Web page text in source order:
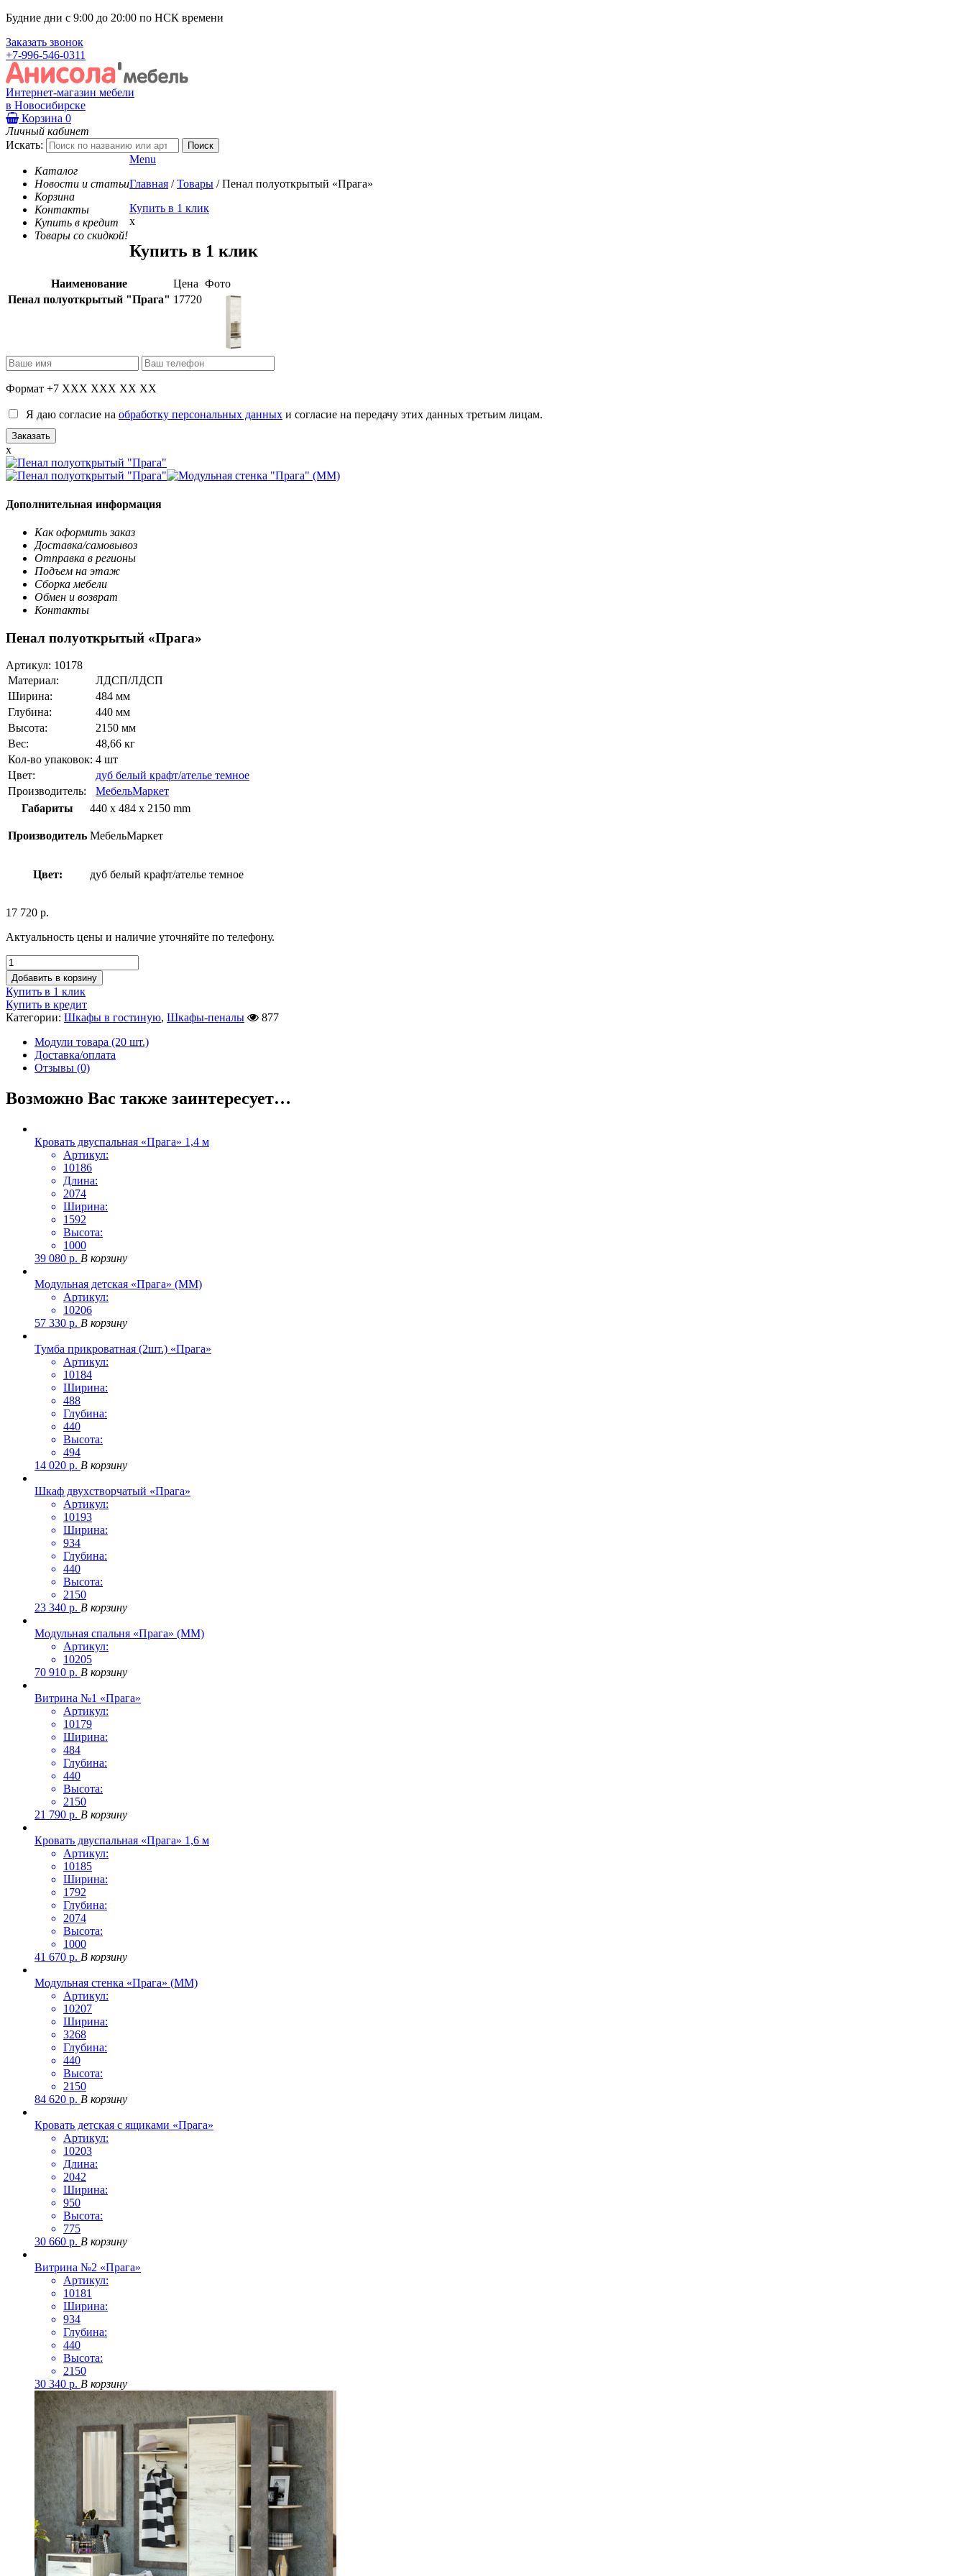
Будние дни с 9:00 до 20:00 по НСК времени
Заказать звонок
+7-996-546-0311
Интернет-магазин мебели
в Новосибирске
Корзина 0
Личный кабинет
Искать:
Каталог
Новости и статьи
Корзина
Контакты
Купить в кредит
Товары со скидкой!
Menu
Главная / Товары / Пенал полуоткрытый «Прага»
Купить в 1 клик
x
Купить в 1 клик
Наименование Цена Фото
Пенал полуоткрытый "Прага" 17720
Формат +7 XXX XXX XX XX
Я даю согласие на обработку персональных данных и согласие на передачу этих данных третьим лицам.
x
Дополнительная информация
Как оформить заказ
Доставка/самовывоз
Отправка в регионы
Подъем на этаж
Сборка мебели
Обмен и возврат
Контакты
Пенал полуоткрытый «Прага»
Артикул: 10178
Материал:
ЛДСП/ЛДСП
Ширина:
484 мм
Глубина:
440 мм
Высота:
2150 мм
Вес:
48,66 кг
Кол-во упаковок: 4 шт
Цвет:
дуб белый крафт/ателье темное
Производитель:
МебельМаркет
Габариты
440 x 484 x 2150 mm
Производитель МебельМаркет
Цвет: дуб белый крафт/ателье темное
17 720 р.
Актуальность цены и наличие уточняйте по телефону.
Добавить в корзину
Купить в 1 клик
Купить в кредит
Категории: Шкафы в гостиную, Шкафы-пеналы
877
Модули товара (20 шт.)
Доставка/оплата
Отзывы (0)
Возможно Вас также заинтересует…
Кровать двуспальная «Прага» 1,4 м
Артикул:
10186
Длина:
2074
Ширина:
1592
Высота:
1000
39 080 р. В корзину
Модульная детская «Прага» (ММ)
Артикул:
10206
57 330 р. В корзину
Тумба прикроватная (2шт.) «Прага»
Артикул:
10184
Ширина:
488
Глубина:
440
Высота:
494
14 020 р. В корзину
Шкаф двухстворчатый «Прага»
Артикул:
10193
Ширина:
934
Глубина:
440
Высота:
2150
23 340 р. В корзину
Модульная спальня «Прага» (ММ)
Артикул:
10205
70 910 р. В корзину
Витрина №1 «Прага»
Артикул:
10179
Ширина:
484
Глубина:
440
Высота:
2150
21 790 р. В корзину
Кровать двуспальная «Прага» 1,6 м
Артикул:
10185
Ширина:
1792
Глубина:
2074
Высота:
1000
41 670 р. В корзину
Модульная стенка «Прага» (ММ)
Артикул:
10207
Ширина:
3268
Глубина:
440
Высота:
2150
84 620 р. В корзину
Кровать детская с ящиками «Прага»
Артикул:
10203
Длина:
2042
Ширина:
950
Высота:
775
30 660 р. В корзину
Витрина №2 «Прага»
Артикул:
10181
Ширина:
934
Глубина:
440
Высота:
2150
30 340 р. В корзину